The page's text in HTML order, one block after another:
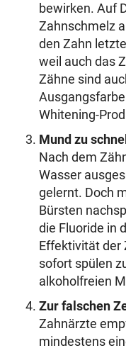
bewirken. Auf
Zahnschmelz
den Zahn
weil auch das
Zähne sind
Whitening-
Mund zu
Nach dem
Wasser
gelernt. Doch
Bürsten
die Fluoride in
Effektivität der
sofort spülen
alkoholfreien
Zur falschen
Zahnärzte
mindestens